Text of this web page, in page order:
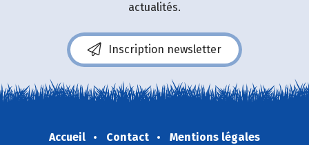
actualités.
Inscription newsletter
Accueil Contact
Mentions légales